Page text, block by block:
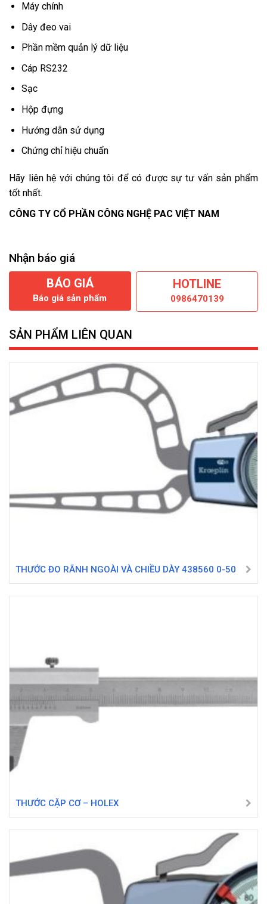
Máy chính
Dây đeo vai
Phần mềm quản lý dữ liệu
Cáp RS232
Sạc
Hộp đựng
Hướng dẫn sử dụng
Chứng chỉ hiệu chuẩn
Hãy liên hệ với chúng tôi để có được sự tư vấn sản phẩm
tốt nhất.
CÔNG TY CỔ PHẦN CÔNG NGHỆ PAC VIỆT NAM
Nhận báo giá
BÁO GIÁ
Báo giá sản phẩm
HOTLINE
0986470139
SẢN PHẨM LIÊN QUAN
THƯỚC ĐO RÃNH NGOÀI VÀ CHIỀU DÀY 438560 0-50
THƯỚC CẶP CƠ – HOLEX